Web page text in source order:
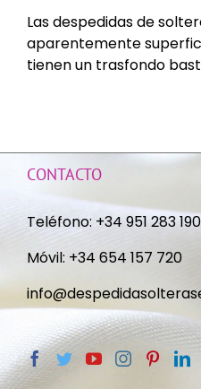
Las despedidas de
aparentemente
tienen un trasfondo
CONTACTO
Teléfono: +34 951 283 190
Móvil: +34 654 157 720